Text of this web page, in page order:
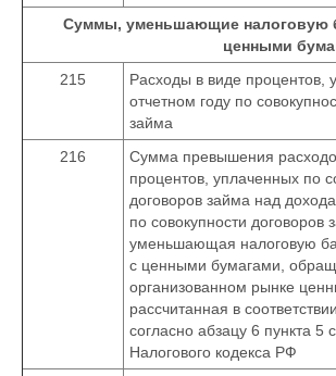
Суммы, уменьшающие налоговую
ценными
215
Расходы в виде процентов,
отчетном году по
займа
216
Сумма превышения
процентов, уплаченных по
договоров займа над
по совокупности договоров
уменьшающая налоговую
с ценными бумагами,
организованном рынке
рассчитанная в
согласно абзацу 6 пункта 5
Налогового кодекса РФ